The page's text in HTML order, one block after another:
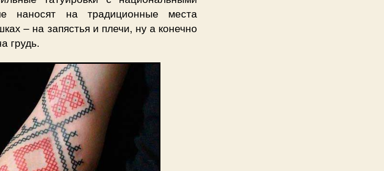
наносят на традиционные места
– на запястья и плечи, ну а конечно
грудь.